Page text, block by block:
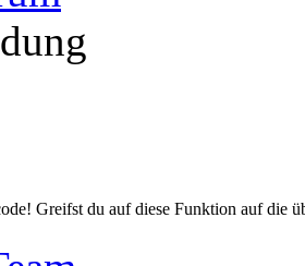
Greifst du auf diese Funktion auf die